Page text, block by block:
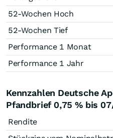
52-Wochen Hoch
52-Wochen Tief
Performance 1 Monat
Performance 1 Jahr
Kennzahlen Deutsche
Pfandbrief 0,75 % bis
Rendite